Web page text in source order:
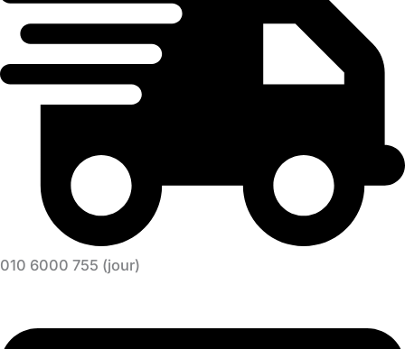
010 6000 755 (jour)